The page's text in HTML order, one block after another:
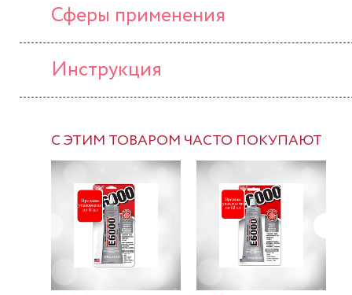
Сферы применения
Инструкция
С ЭТИМ ТОВАРОМ ЧАСТО ПОКУПАЮТ